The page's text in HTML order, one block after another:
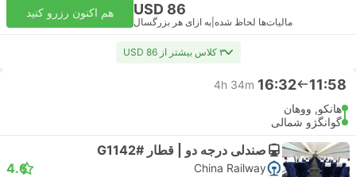
USD 86
مالیات‌ها لحاظ شده به ازای هر بزرگسال
هم اکنون رزرو کنید
۳ کلاس بیشتر از USD 86
11:58
16:32
4h 34m
هانکو, ووهان
گوانگژو شمالی
صندلی درجه دو | قطار #G1142
China Railway
4.6